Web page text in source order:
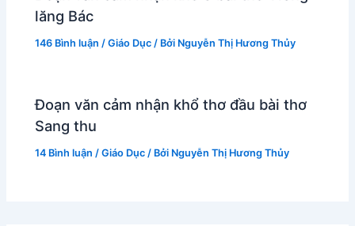
lăng Bác
146 Bình luận /Giáo Dục / Bởi Nguyễn Thị Hương Thủy
Đoạn văn cảm nhận khổ thơ đầu bài thơ
Sang thu
14 Bình luận /Giáo Dục / Bởi Nguyễn Thị Hương Thủy